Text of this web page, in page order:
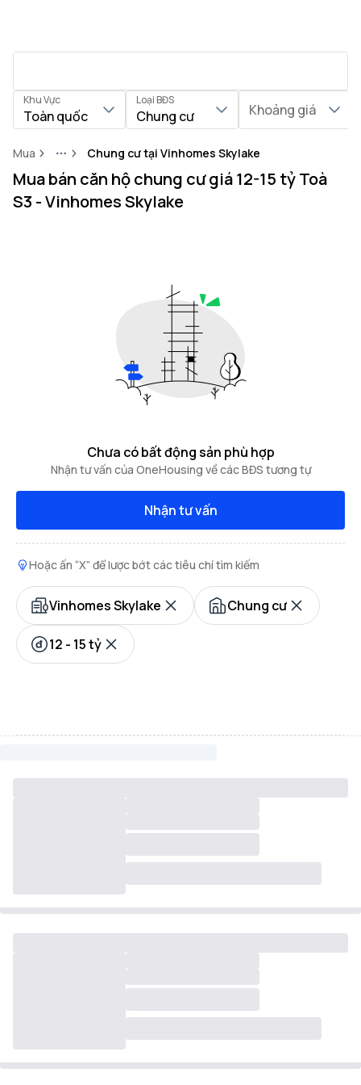
Khu Vực
Toàn quốc
Loại BĐS
Chung cư Khoảng giá
Mua MoreChung cư tại Vinhomes Skylake
Mua bán căn hộ chung cư giá 12-15 tỷ Toà
S3 - Vinhomes Skylake
Chưa có bất động sản phù hợp
Nhận tư vấn của OneHousing về các BĐS tương tự
Nhận tư vấn
Hoặc ấn “X” để lược bớt các tiêu chí tìm kiếm
Vinhomes Skylake Chung cư
12 - 15 tỷ